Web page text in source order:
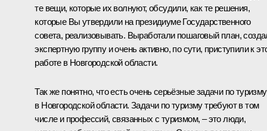
те вещи, которые их волнуют, обсудили, как те решения,
которые Вы утвердили на президиуме Государственного
совета, реализовывать. Выработали пошаговый план,
экспертную группу и очень активно, по сути, приступили к
работе в Новгородской области.
Так же понятно, что есть очень серьёзные задачи по туризму
в Новгородской области. Задачи по туризму требуют в том
числе и профессий, связанных с туризмом, – это люди,